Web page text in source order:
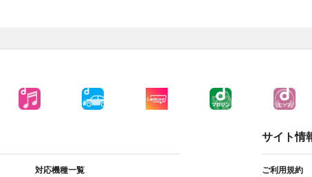
対応機種一覧
サイト情
ご利用規約